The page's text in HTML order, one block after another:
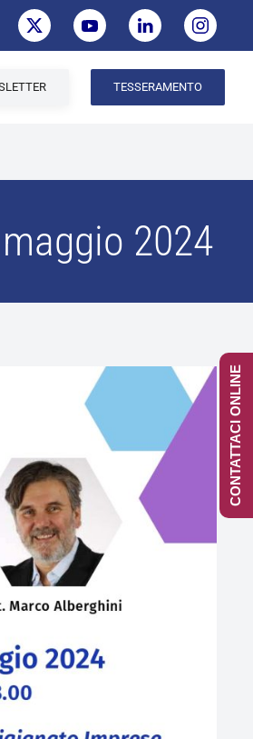
TESSERAMENTO
2024
CONTATTACI ONLINE